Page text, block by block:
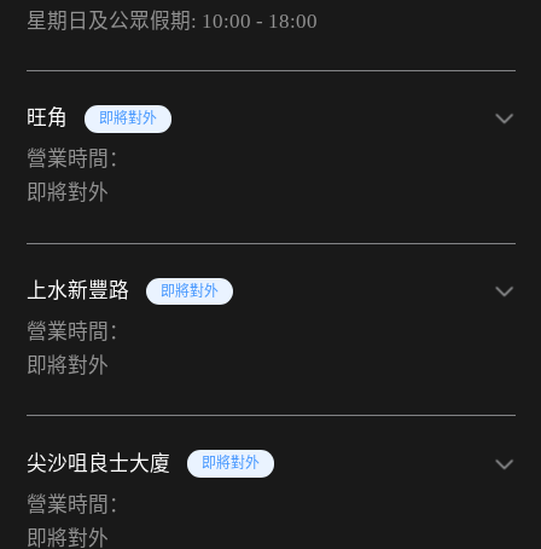
星期日及公眾假期: 10:00 - 18:00
旺角 即將對外
營業時間：
即將對外
上水新豐路 即將對外
營業時間：
即將對外
尖沙咀良士大廈 即將對外
營業時間：
即將對外